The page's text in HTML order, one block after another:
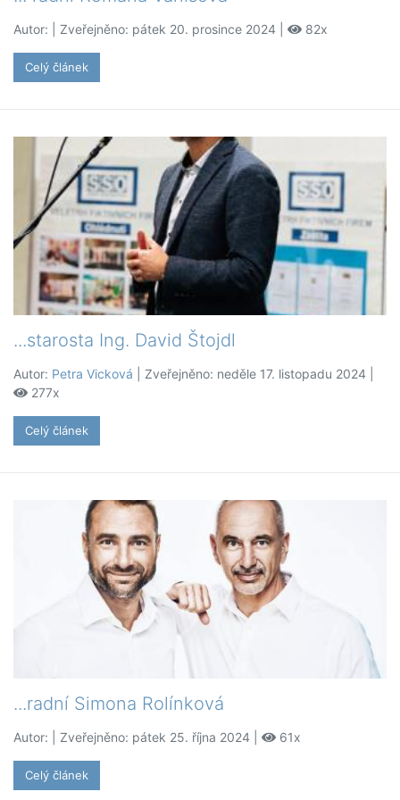
Autor: | Zveřejněno: pátek 20. prosince 2024 | 82x
Celý článek
...starosta Ing. David Štojdl
Autor: Petra Vicková | Zveřejněno: neděle 17. listopadu 2024 |
277x
Celý článek
...radní Simona Rolínková
Autor: | Zveřejněno: pátek 25. října 2024 | 61x
Celý článek